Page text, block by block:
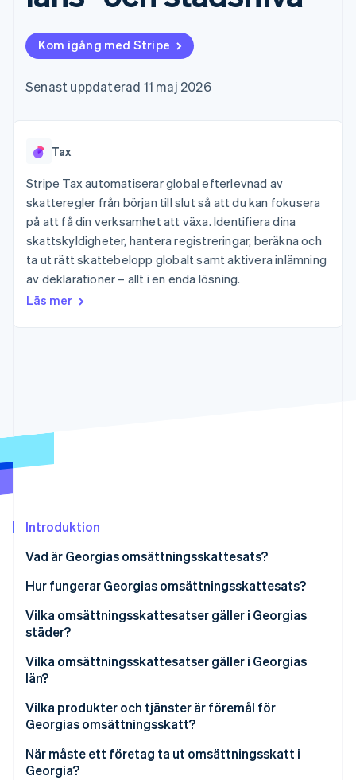
Accelererad kassaprocess
Financial Connections
Länkade finanskontodata
Recognition
Data Pipeline
Product roadmap
Se vad som kommer härnäst
Radar
Bedrägeribekämpning
Atlas
Bolagsbildning för startups
Climate
Plattformar
Efter bransch
AI-företag
och fritid
Försäkringsbolag
Media och
underhållning
Ideella organisationer
Professionella tjänster
Offentlig sektor
Detaljhandel
Erbjud
fakturering
Utfärda stablecoin-
Tillhandahåll och
hantera tjänster med
Resurser
Appintegrationer
Kodexempel
Utvecklarblogg
API-status
Företag
Produktplan
Sessions årliga
Karriärer
Nyhetsrum
Kontakta säljteamet
Bli partner
Kom igång med Stripe
Senast uppdaterad 11 maj 2026
Tax
Stripe Tax automatiserar global efterlevnad av
skatteregler från början till slut så att du kan fokusera
på att få din verksamhet att växa. Identifiera dina
skattskyldigheter, hantera registreringar, beräkna och
ta ut rätt skattebelopp globalt samt aktivera inlämning
av deklarationer – allt i en enda lösning.
Läs mer
Introduktion
Vad är Georgias omsättningsskattesats?
Hur fungerar Georgias omsättningsskattesats?
Vilka omsättningsskattesatser gäller i Georgias
städer?
Vilka omsättningsskattesatser gäller i Georgias
län?
Vilka produkter och tjänster är föremål för
Georgias omsättningsskatt?
När måste ett företag ta ut omsättningsskatt i
Georgia?